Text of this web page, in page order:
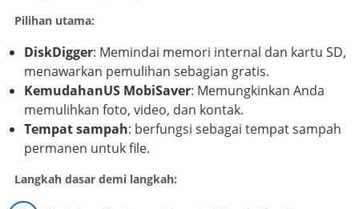
Pilihan utama:
DiskDigger: Memindai memori internal dan kartu SD,
menawarkan pemulihan sebagian gratis.
KemudahanUS MobiSaver: Memungkinkan Anda
memulihkan foto, video, dan kontak.
Tempat sampah: berfungsi sebagai tempat sampah
permanen untuk file.
Langkah dasar demi langkah: